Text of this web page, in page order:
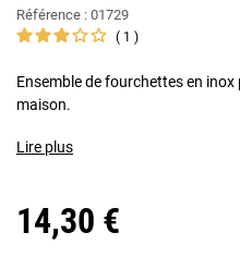
Référence : 01729
1
Ensemble de fourchettes en
maison.
Lire plus
14,30 €